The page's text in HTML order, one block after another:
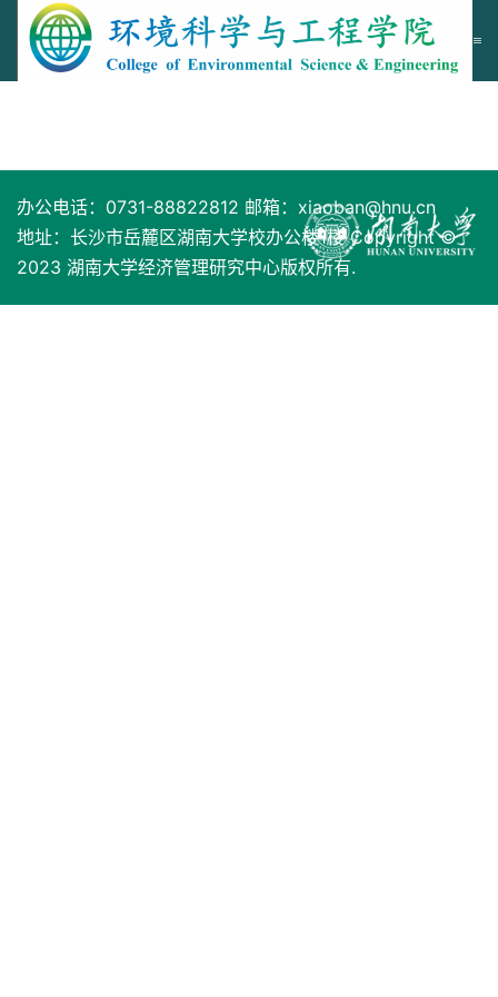
Skip
to
办公电话：0731-88822812 邮箱： xiaoban@hnu.cn
地址：长沙市岳麓区湖南大学校办公楼1楼 Copyright ©
2023 湖南大学经济管理研究中心版权所有.